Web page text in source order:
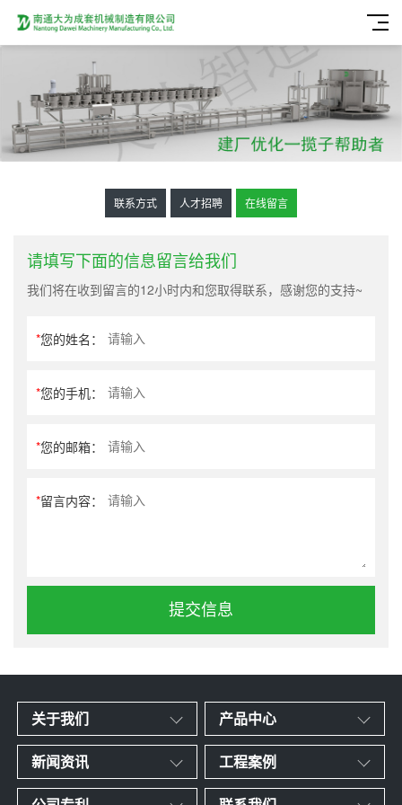
联系方式 人才招聘 在线留言
请填写下面的信息留言给我们
我们将在收到留言的12小时内和您取得联系，感谢您的支持~
*您的姓名：
*您的手机：
*您的邮箱：
*留言内容：
提交信息
关于我们 产品中心
新闻资讯 工程案例